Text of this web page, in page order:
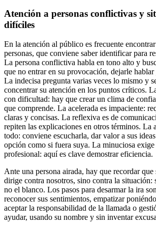
Atención a personas conflictivas y
difíciles
En la atención al público es frecuente
personas, que conviene saber identificar para
La persona conflictiva habla en tono alto y
que no entrar en su provocación, dejarle
La indecisa pregunta varias veces lo mismo y
concentrar su atención en los puntos críticos.
con dificultad: hay que crear un clima de
que comprende. La acelerada es impaciente:
claras y concisas. La reflexiva es de
repiten las explicaciones en otros términos. La
todo: conviene escucharla, dar valor a sus
opción como si fuera suya. La minuciosa
profesional: aquí es clave demostrar eficiencia.
Ante una persona airada, hay que recordar que
dirige contra nosotros, sino contra la situación:
no el blanco. Los pasos para desarmar la ira
reconocer sus sentimientos, empatizar
aceptar la responsabilidad de la llamada o
ayudar, usando su nombre y sin inventar